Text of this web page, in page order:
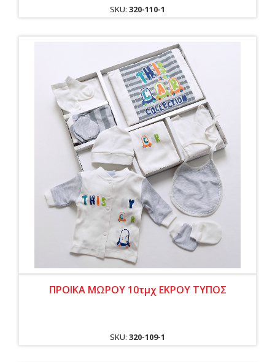
SKU: 320-110-1
ΠΡΟΙΚΑ ΜΩΡΟΥ 10τμχ ΕΚΡΟΥ ΤΥΠΟΣ
SKU: 320-109-1